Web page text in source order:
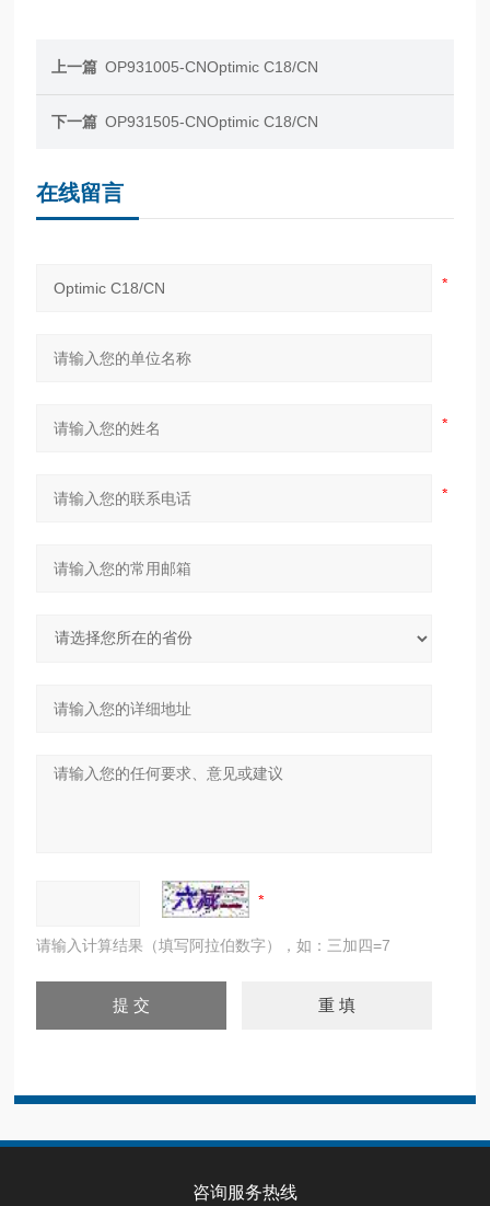
上一篇 OP931005-CNOptimic C18/CN
下一篇 OP931505-CNOptimic C18/CN
在线留言
请输入计算结果（填写阿拉伯数字），如：三加四=7
咨询服务热线